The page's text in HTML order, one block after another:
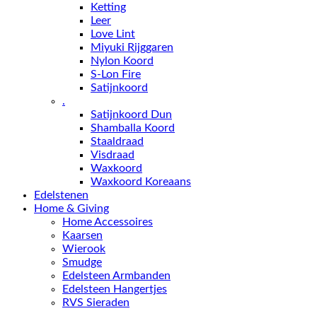
Ketting
Leer
Love Lint
Miyuki Rijggaren
Nylon Koord
S-Lon Fire
Satijnkoord
.
Satijnkoord Dun
Shamballa Koord
Staaldraad
Visdraad
Waxkoord
Waxkoord Koreaans
Edelstenen
Home & Giving
Home Accessoires
Kaarsen
Wierook
Smudge
Edelsteen Armbanden
Edelsteen Hangertjes
RVS Sieraden